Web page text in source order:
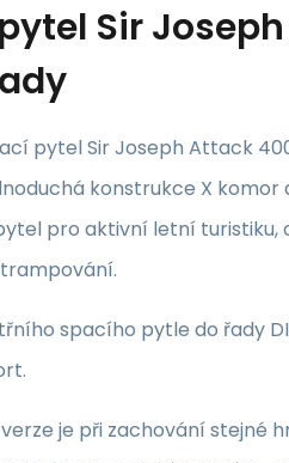
Sir
pytel Sir Joseph Attack
konstrukce X
pro aktivní letní turistiku,
spacího pytle do řady
je při zachování stejné